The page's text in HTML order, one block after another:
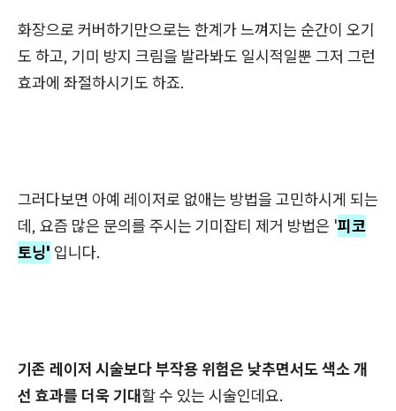
화장으로 커버하기만으로는 한계가 느껴지는 순간이 오기
도 하고, 기미 방지 크림을 발라봐도 일시적일뿐 그저 그런
효과에 좌절하시기도 하죠.
그러다보면 아예 레이저로 없애는 방법을 고민하시게 되는
데, 요즘 많은 문의를 주시는 기미잡티 제거 방법은 '피코
토닝' 입니다.
기존 레이저 시술보다 부작용 위험은 낮추면서도 색소 개
선 효과를 더욱 기대할 수 있는 시술인데요.